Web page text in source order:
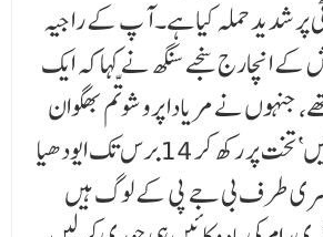
پر شدید حملہ کیا ہے۔ آپ کے راجیہ
کے انچارج سنجے سنگھ نے کہا کہ ایک
نے مریادا پروشوتّم بھگوان
شری رام کی ’پادوکائیں‘تخت پر رکھ کر 14برس تک ایودھیا
دوسری طرف بی جے پی کے لوگ ہیں